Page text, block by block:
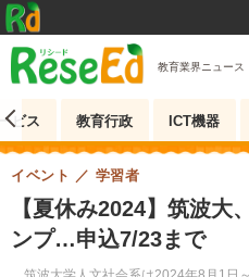
教育業界ニュース
ビス 教育行政 ICT機器
【夏休み2024】筑波大
ンプ…申込7/23まで
イベント 学習者